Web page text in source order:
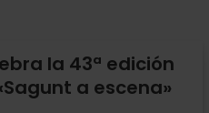
la 43ª edición
a escena»